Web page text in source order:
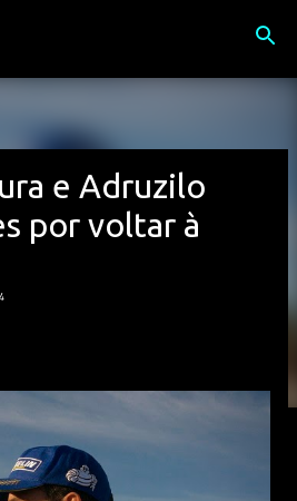
o conteúdo principal
e Adruzilo
por voltar à